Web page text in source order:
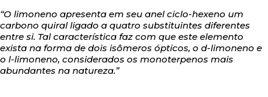
“O limoneno apresenta em seu anel ciclo-hexeno um
carbono quiral ligado a quatro substituintes diferentes
entre si. Tal característica faz com que este elemento
exista na forma de dois isômeros ópticos, o d-limoneno e
o l-limoneno, considerados os monoterpenos mais
abundantes na natureza.”